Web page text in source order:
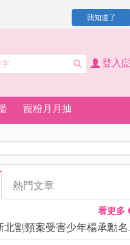
我知道了
登入|
寵粉月月抽
熱門文章
看更多
北割頸案受害少年楊承勳名